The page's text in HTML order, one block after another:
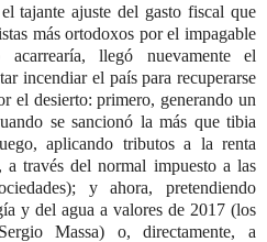
tajante ajuste del gasto fiscal que
más ortodoxos por el impagable
llegó nuevamente el
incendiar el país para recuperarse
el desierto: primero, generando un
se sancionó la más que tibia
aplicando tributos a la renta
a través del normal impuesto a las
y ahora, pretendiendo
y del agua a valores de 2017 (los
Massa) o, directamente, a